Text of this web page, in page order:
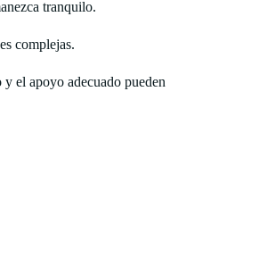
tranquilo.
complejas.
el apoyo adecuado pueden